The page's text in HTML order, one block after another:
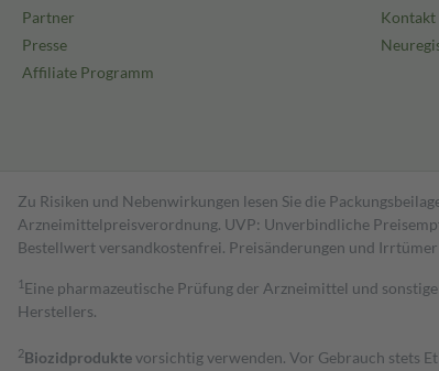
Partner
Presse
Affiliate Programm
Kontakt
Zu Risiken und Nebenwirkungen lesen Sie die
Arzneimittelpreisverordnung. UVP: Unverbindliche
Bestell­wert versand­kosten­frei. Preisänderungen und
1 Eine pharmazeutische Prüfung der Arzneimittel und
Herstellers.
2Biozidproduktevorsichtig verwenden. Vor Gebrauch stets